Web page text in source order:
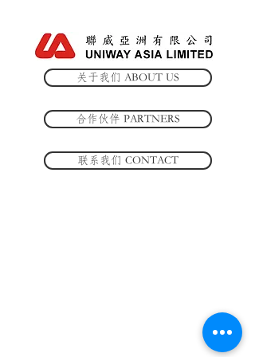
关于我们 ABOUT US
合作伙伴 PARTNERS
联系我们 CONTACT